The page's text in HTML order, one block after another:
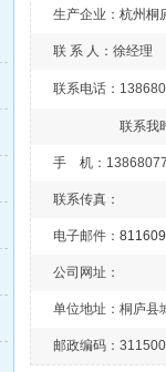
生产企业： 杭州桐
联 系 人：徐经理
联系电话：
联系我
手 机：
联系传真：
电子邮件：
公司网址：
单位地址：桐庐县
邮政编码：311500